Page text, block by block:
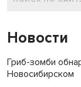
Новости
Гриб-зомби
Новосибирском